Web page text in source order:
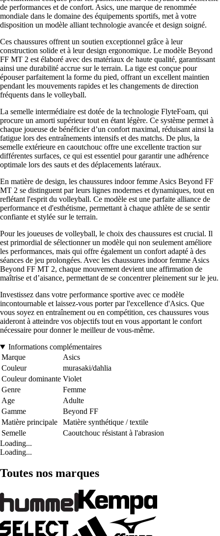
de performances et de confort. Asics, une marque de renommée
mondiale dans le domaine des équipements sportifs, met à votre
disposition un modèle alliant technologie avancée et design soigné.
Ces chaussures offrent un soutien exceptionnel grâce à leur
construction solide et à leur design ergonomique. Le modèle Beyond
FF MT 2 est élaboré avec des matériaux de haute qualité, garantissant
ainsi une durabilité accrue sur le terrain. La tige est conçue pour
épouser parfaitement la forme du pied, offrant un excellent maintien
pendant les mouvements rapides et les changements de direction
fréquents dans le volleyball.
La semelle intermédiaire est dotée de la technologie FlyteFoam, qui
procure un amorti supérieur tout en étant légère. Ce système permet à
chaque joueuse de bénéficier d’un confort maximal, réduisant ainsi la
fatigue lors des entraînements intensifs et des matchs. De plus, la
semelle extérieure en caoutchouc offre une excellente traction sur
différentes surfaces, ce qui est essentiel pour garantir une adhérence
optimale lors des sauts et des déplacements latéraux.
En matière de design, les chaussures indoor femme Asics Beyond FF
MT 2 se distinguent par leurs lignes modernes et dynamiques, tout en
reflétant l'esprit du volleyball. Ce modèle est une parfaite alliance de
performance et d'esthétisme, permettant à chaque athlète de se sentir
confiante et stylée sur le terrain.
Pour les joueuses de volleyball, le choix des chaussures est crucial. Il
est primordial de sélectionner un modèle qui non seulement améliore
les performances, mais qui offre également un confort adapté à des
séances de jeu prolongées. Avec les chaussures indoor femme Asics
Beyond FF MT 2, chaque mouvement devient une affirmation de
maîtrise et d’aisance, permettant de se concentrer pleinement sur le jeu.
Investissez dans votre performance sportive avec ce modèle
incontournable et laissez-vous porter par l'excellence d'Asics. Que
vous soyez en entraînement ou en compétition, ces chaussures vous
aideront à atteindre vos objectifs tout en vous apportant le confort
nécessaire pour donner le meilleur de vous-même.
Informations complémentaires
Marque
Asics
Couleur
murasaki/dahlia
Couleur dominante Violet
Genre
Femme
Age
Adulte
Gamme
Beyond FF
Matière principale
Matière synthétique / textile
Semelle
Caoutchouc résistant à l'abrasion
Loading...
Loading...
Toutes nos marques